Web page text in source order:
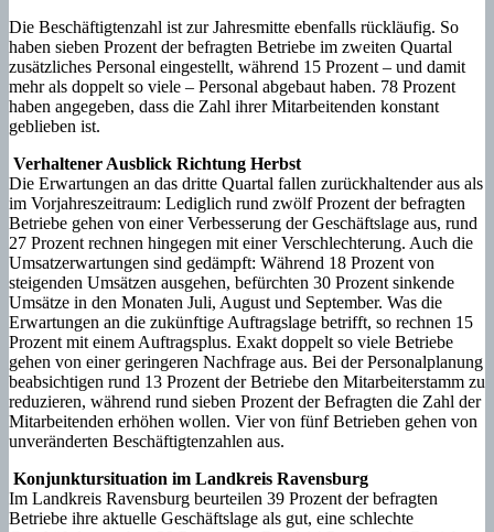
Die Beschäftigtenzahl ist zur Jahresmitte ebenfalls rückläufig. So
haben sieben Prozent der befragten Betriebe im zweiten Quartal
zusätzliches Personal eingestellt, während 15 Prozent – und damit
mehr als doppelt so viele – Personal abgebaut haben. 78 Prozent
haben angegeben, dass die Zahl ihrer Mitarbeitenden konstant
geblieben ist.
Verhaltener Ausblick Richtung Herbst
Die Erwartungen an das dritte Quartal fallen zurückhaltender aus als
im Vorjahreszeitraum: Lediglich rund zwölf Prozent der befragten
Betriebe gehen von einer Verbesserung der Geschäftslage aus, rund
27 Prozent rechnen hingegen mit einer Verschlechterung. Auch die
Umsatzerwartungen sind gedämpft: Während 18 Prozent von
steigenden Umsätzen ausgehen, befürchten 30 Prozent sinkende
Umsätze in den Monaten Juli, August und September. Was die
Erwartungen an die zukünftige Auftragslage betrifft, so rechnen 15
Prozent mit einem Auftragsplus. Exakt doppelt so viele Betriebe
gehen von einer geringeren Nachfrage aus. Bei der Personalplanung
beabsichtigen rund 13 Prozent der Betriebe den Mitarbeiterstamm zu
reduzieren, während rund sieben Prozent der Befragten die Zahl der
Mitarbeitenden erhöhen wollen. Vier von fünf Betrieben gehen von
unveränderten Beschäftigtenzahlen aus.
Konjunktursituation im Landkreis Ravensburg
Im Landkreis Ravensburg beurteilen 39 Prozent der befragten
Betriebe ihre aktuelle Geschäftslage als gut, eine schlechte